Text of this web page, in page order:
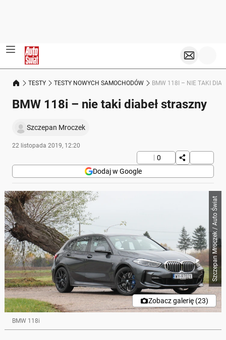
TESTY TESTY NOWYCH SAMOCHODÓW BMW 118I – NIE TAKI
BMW 118i – nie taki diabeł straszny
Szczepan Mroczek
22 listopada 2019, 12:20
0
Dodaj w Google
Szczepan Mroczek / Auto Świat
Zobacz galerię (23)
BMW 118i